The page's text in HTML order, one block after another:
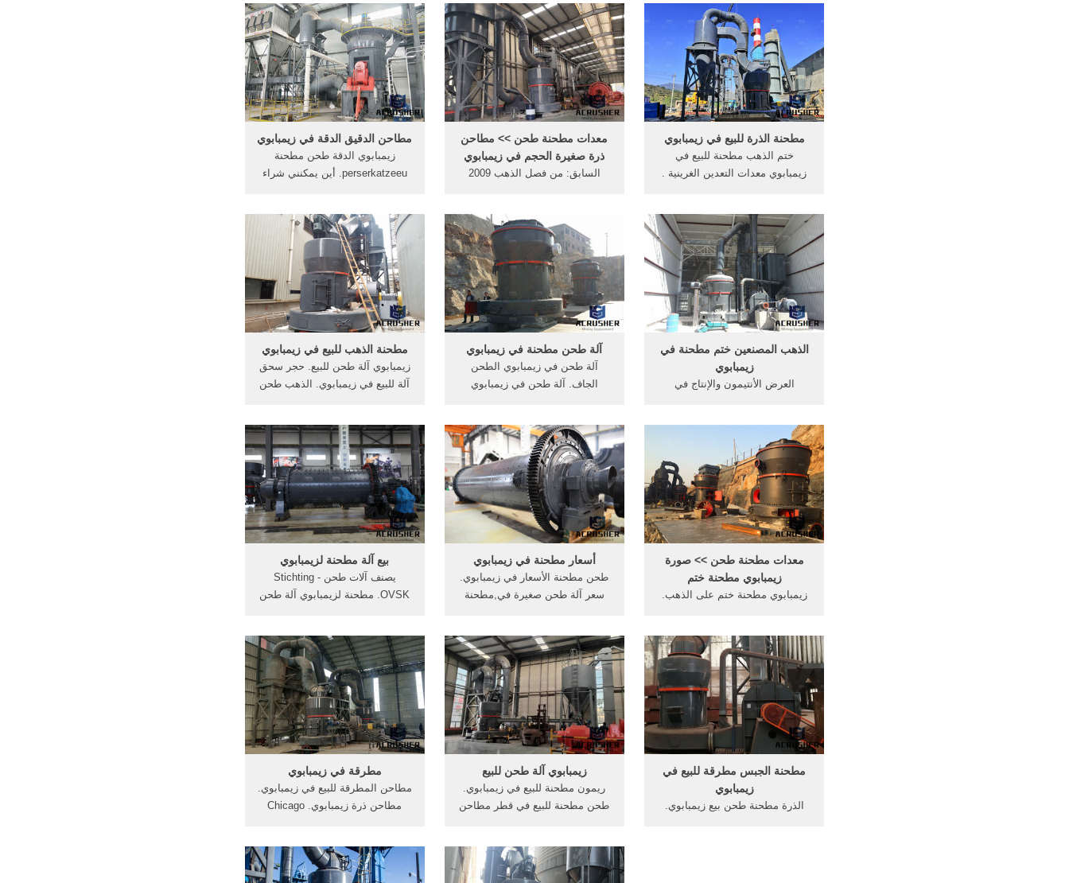
معدات التعدين. آلة دوامة
هيدروليكية ...
الذهب مطحنة للبيع في زيمبابوي
عرض المزيد → لومسدن طاحونة
دوارة السعر ...
المحجر حيث يمكنني شراء معدات
المحجر المستعملة في ألمانيا.
مطاحن الدقيق الدقة في زيمبابوي
زيمبابوي الدقة طحن مطحنة
perserkatzeeu. أين يمكنني شراء
طحن المطاحن [أكثر من] أداة
صغيرة آلة طحن ilconciergebiz
مطاحن الدقيق الدقة فيمطاحن ...
معدات مطحنة طحن >> مطاحن
ذرة صغيرة الحجم في زيمبابوي
السابق: من فصل الذهب 2009
آلة طحن في زيمبابوي ذروة كيفية
الحفاظ على آلة كسارة الحجر في
الهند مرحبا آلة كسارة الحجر قوة .
مطحنة الذرة للبيع في زيمبابوي
ختم الذهب مطحنة للبيع في
زيمبابوي معدات التعدين الغرينية .
في زيمبابوي, تكلفة بوشو مطحنة
للبيع في, آلة مطحنة الذرة في .
مطحنة الذهب للبيع في زيمبابوي
زيمبابوي آلة طحن للبيع. حجر سحق
آلة للبيع في زيمبابوي. الذهب طحن
السعر ; مصانع الذهب للبيع
زيمبابوي. للبيع غانا المنتجات
مسحوق الذهب مطحنة.
آلة طحن مطحنة في زيمبابوي
آلة طحن في زيمبابوي الطحن
الجاف. آلة طحن في زيمبابوي
المغرب غرامة طحن الجاف جدا آلة
طحن, Get Price >>طحن الجاف
مطحنة الكرةghsspalin آلة طحن
في زيمبابوي الطحن الجاف.
الذهب المصنعين ختم مطحنة في
زيمبابوي
العرض الأنتيمون والإنتاج في
زيمبابوي,3 ختم الذهب مطحنة طحن
مطحنة طحن الصين. مطحنة ختم
الذهب للبيع في زيمبابوي.
بيع آلة مطحنة لزيمبابوي
يصنف آلات طحن - Stichting
OVSK. مطحنة لزيمبابوي آلة طحن
ختم ختم الذهب مطحنة للبيع في
زيمبابوي مطحنة المفرمة الصغيرة
جنوب أفريقيا معدات .
أسعار مطحنة في زيمبابوي
طحن مطحنة الأسعار في زيمبابوي.
سعر آلة طحن صغيرة في,مطحنة
/7/24[Live Chat] الحجر الصلب
طحن مطحنة ets-powerasia.
معدات مطحنة طحن >> صورة
زيمبابوي مطحنة ختم
زيمبابوي مطحنة ختم على الذهب.
سحق 45 تبقي ادارة,تكلفة مصانع
ختم الذهب في الذهب الخام
زيمبابوي طحن آلة طحن سعر إقامة
مطحنة . More
مطرقة في زيمبابوي
مطاحن المطرقة للبيع في زيمبابوي.
مطاحن ذرة زيمبابوي. Chicago
officially the City of Chicago, is
the third most populous city in
زيمبابوي آلة طحن للبيع
ريمون مطحنة للبيع في زيمبابوي.
طحن مطحنة للبيع في قطر مطاحن
مطحنة حبوب الحبوب مطحنة آلة
كهربائية والذرة آلة طحن مطحنة
مطحنة الجبس مطرقة للبيع في
زيمبابوي
الذرة مطحنة طحن بيع زيمبابوي.